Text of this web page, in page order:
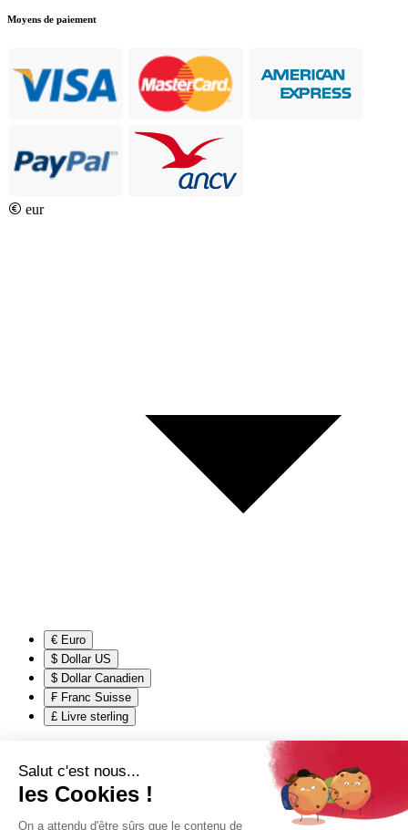
Moyens de paiement
eur
€ Euro
$ Dollar US
$ Dollar Canadien
₣ Franc Suisse
£ Livre sterling